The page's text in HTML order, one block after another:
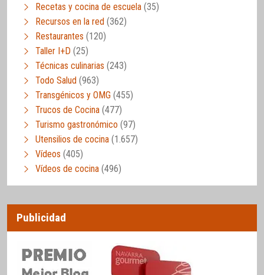
Recetas y cocina de escuela (35)
Recursos en la red (362)
Restaurantes (120)
Taller I+D (25)
Técnicas culinarias (243)
Todo Salud (963)
Transgénicos y OMG (455)
Trucos de Cocina (477)
Turismo gastronómico (97)
Utensilios de cocina (1.657)
Vídeos (405)
Vídeos de cocina (496)
Publicidad